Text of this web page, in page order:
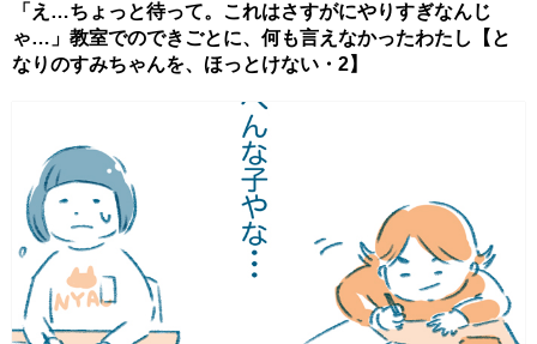
「え…ちょっと待って。これはさすがにやりすぎなんじ
ゃ…」教室でのできごとに、何も言えなかったわたし【と
なりのすみちゃんを、ほっとけない・2】